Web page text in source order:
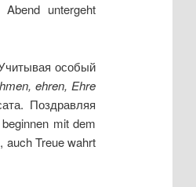
untergeht
особый
hmen,ehren, Ehre
Поздравляя
mit dem
auch Treue wahrt